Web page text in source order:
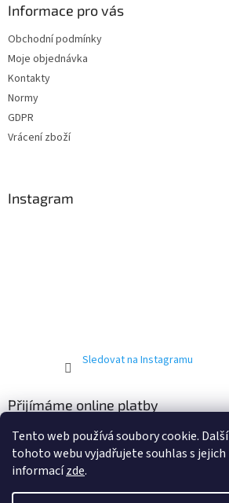
Tento web používá soubory cookie.
tohoto webu vyjadřujete souhlas s jejich
informacízde.
Informace pro vás
Obchodní podmínky
Moje objednávka
Kontakty
Normy
GDPR
Vrácení zboží
Instagram
Sledovat na Instagramu
Přijímáme online platby